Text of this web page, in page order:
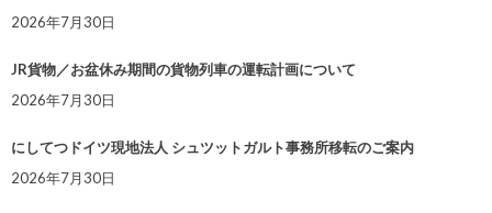
2026年7月30日
JR貨物／お盆休み期間の貨物列車の運転計画について
2026年7月30日
にしてつドイツ現地法人 シュツットガルト事務所移転のご案内
2026年7月30日